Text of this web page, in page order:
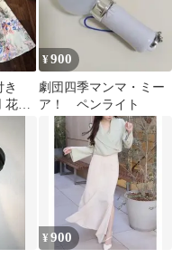
き
花柄
系 グ
¥900
劇団四季マンマ・ミー
ア！ ペンライト
¥900